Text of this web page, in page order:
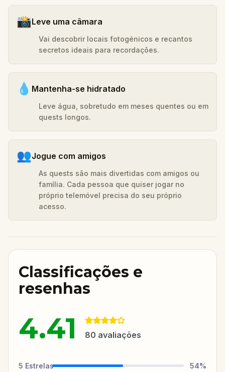
📸Leve uma câmara
Vai descobrir locais fotogénicos e recantos
secretos ideais para recordações.
💧 Mantenha-se hidratado
Leve água, sobretudo em meses quentes ou em
quests longos.
👥Jogue com amigos
As quests são mais divertidas com amigos ou
família. Cada pessoa que quiser jogar no
próprio telemóvel precisa do seu próprio
acesso.
Classificações e
resenhas
4.41 80 avaliações
5 Estrelas 54%